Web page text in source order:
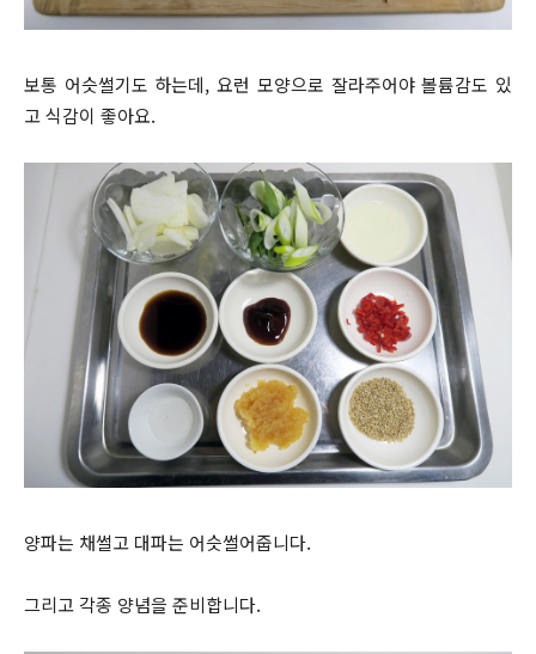
보통 어슷썰기도 하는데, 요런 모양으로 잘라주어야 볼륨감도 있
고 식감이 좋아요.
양파는 채썰고 대파는 어슷썰어줍니다.
그리고 각종 양념을 준비합니다.